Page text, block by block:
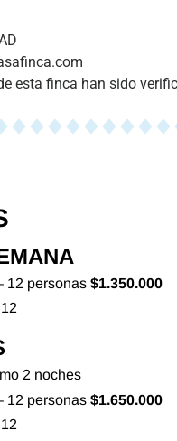
esta finca han sido
12 personas $1.350.000
2 noches
12 personas $1.650.000